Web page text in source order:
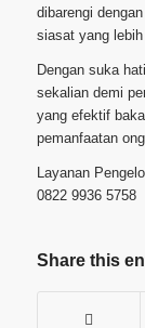
dibarengi
siasat yang lebih
Dengan suka
sekalian demi
yang efektif
pemanfaatan
Layanan
0822 9936 5758
Share this